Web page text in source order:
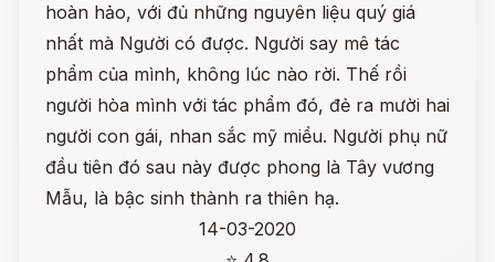
hoàn hảo, với đủ những nguyên liệu quý giá
nhất mà Người có được. Người say mê tác
phẩm của mình, không lúc nào rời. Thế rồi
người hòa mình với tác phẩm đó, đẻ ra mười hai
người con gái, nhan sắc mỹ miều. Người phụ nữ
đầu tiên đó sau này được phong là Tây vương
Mẫu, là bậc sinh thành ra thiên hạ.
14-03-2020